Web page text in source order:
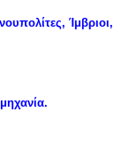
Ίμβριοι,